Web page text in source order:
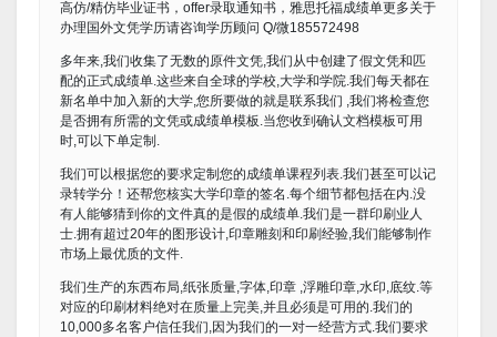
高仿/精仿毕业证书，offer录取通知书，雅思托福成绩单更多关于
办理国外文凭学历请咨询学历顾问 Q/微185572498
多年来,我们收集了无数的原件文凭,我们从中创建了假文凭和匹
配的正式成绩单.这些来自全球的学校,大学和学院.我们每天都在
新名单中加入新的大学,您所要做的就是联系我们 ,我们将检查您
是否拥有所需的文凭或成绩单模板.当您收到确认文档模板可用
时,可以下单定制.
我们可以根据您的要求定制您的成绩单课程列表.我们甚至可以记
录转学分！还帮您核实大学印章的签名.每个细节都包括在内.没
有人能够猜到你的文件真的是假的成绩单.我们是一群印刷业人
士.拥有超过20年的图形设计,印章雕刻和印刷经验,我们能够制作
市场上最优质的文件.
我们生产的东西布局,纸张质量,字体,印章 ,浮雕印章,水印,底纹.等
对应的印刷材料绝对在质量上完美,并且必须是可用的.我们的
10,000多名客户信任我们,因为我们的一对一经营方式.我们要求